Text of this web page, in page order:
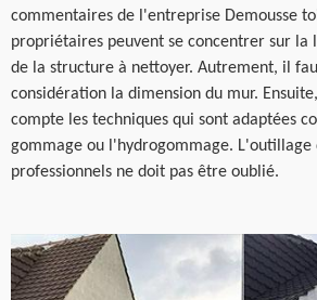
commentaires de l'entreprise Demousse
propriétaires peuvent se concentrer sur la
de la structure à nettoyer. Autrement, il
considération la dimension du mur.
compte les techniques qui sont adaptées
gommage ou l'hydrogommage. L'outillage
professionnels ne doit pas être oublié.